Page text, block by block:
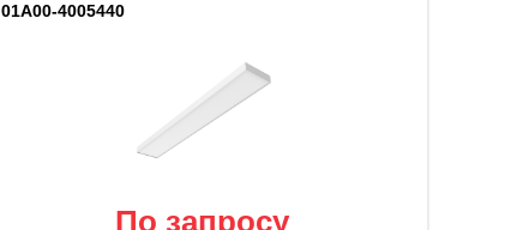
01A00-4005440
По запросу